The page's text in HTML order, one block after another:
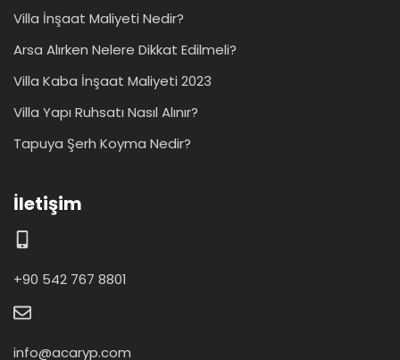
Villa İnşaat Maliyeti Nedir?
Arsa Alırken Nelere Dikkat Edilmeli?
Villa Kaba İnşaat Maliyeti 2023
Villa Yapı Ruhsatı Nasıl Alınır?
Tapuya Şerh Koyma Nedir?
İletişim
+90 542 767 8801
info@acaryp.com